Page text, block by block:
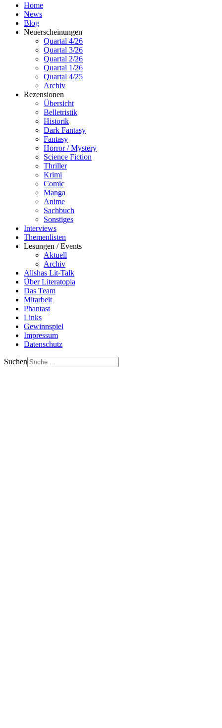
Home
News
Blog
Neuerscheinungen
Quartal 4/26
Quartal 3/26
Quartal 2/26
Quartal 1/26
Quartal 4/25
Archiv
Rezensionen
Übersicht
Belletristik
Historik
Dark Fantasy
Fantasy
Horror / Mystery
Science Fiction
Thriller
Krimi
Comic
Manga
Anime
Sachbuch
Sonstiges
Interviews
Themenlisten
Lesungen / Events
Aktuell
Archiv
Alishas Lit-Talk
Über Literatopia
Das Team
Mitarbeit
Phantast
Links
Gewinnspiel
Impressum
Datenschutz
Suchen